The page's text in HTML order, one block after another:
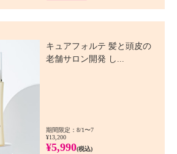
キュアフォルテ 髪と頭皮の
老舗サロン開発 し...
期間限定：8/1〜7
¥13,200
¥5,990(税込)